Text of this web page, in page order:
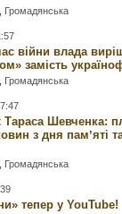
Громадянська
війни влада
замість
Громадянська
Тараса Шевченка:
з дня памʼяті
Громадянська
тепер у YouTube!